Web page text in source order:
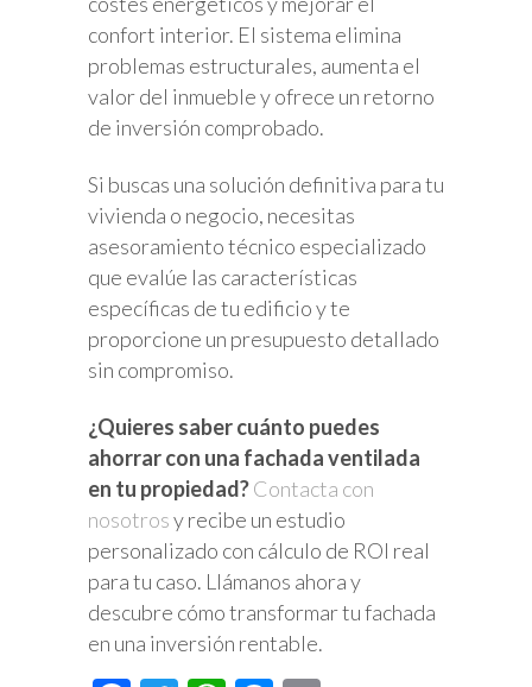
confort interior. El sistema elimina
problemas estructurales, aumenta el
valor del inmueble y ofrece un retorno
de inversión comprobado.
Si buscas una solución definitiva para tu
vivienda o negocio, necesitas
asesoramiento técnico especializado
que evalúe las características
específicas de tu edificio y te
proporcione un presupuesto detallado
sin compromiso.
¿Quieres saber cuánto puedes
ahorrar con una fachada ventilada
en tu propiedad?Contacta con
nosotrosy recibe un estudio
personalizado con cálculo de ROI real
para tu caso. Llámanos ahora y
descubre cómo transformar tu fachada
en una inversión rentable.